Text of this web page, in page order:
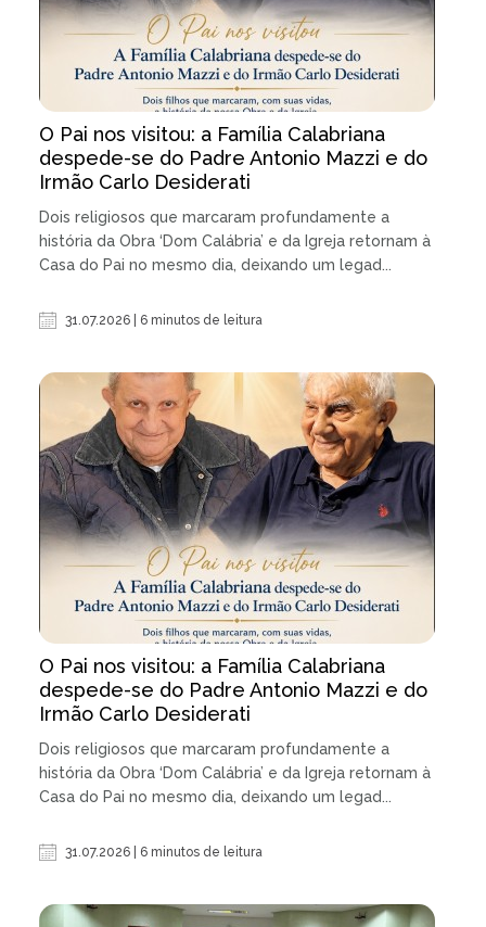
O Pai nos visitou: a Família Calabriana
despede-se do Padre Antonio Mazzi e do
Irmão Carlo Desiderati
Dois religiosos que marcaram profundamente a
história da Obra ‘Dom Calábria’ e da Igreja retornam à
Casa do Pai no mesmo dia, deixando um legad...
31.07.2026 | 6 minutos de leitura
O Pai nos visitou: a Família Calabriana
despede-se do Padre Antonio Mazzi e do
Irmão Carlo Desiderati
Dois religiosos que marcaram profundamente a
história da Obra ‘Dom Calábria’ e da Igreja retornam à
Casa do Pai no mesmo dia, deixando um legad...
31.07.2026 | 6 minutos de leitura